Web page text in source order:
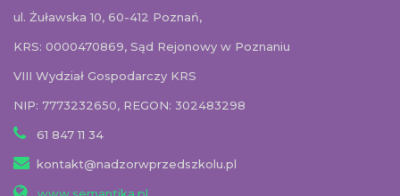
ul. Żuławska 10, 60-412 Poznań,
KRS: 0000470869, Sąd Rejonowy w Poznaniu
VIII Wydział Gospodarczy KRS
NIP: 7773232650, REGON: 302483298
61 847 11 34
kontakt@nadzorwprzedszkolu.pl
www.semantika.pl